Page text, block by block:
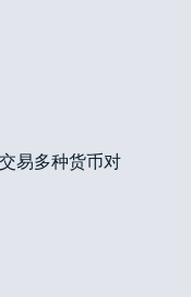
易多种货币对